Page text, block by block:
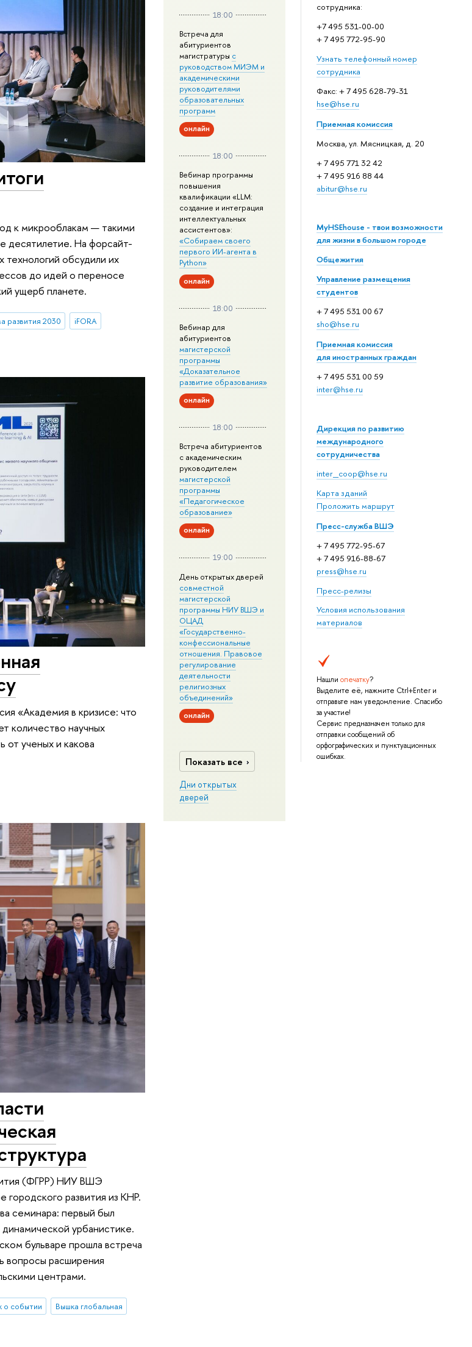
сотрудника:
+7 495 531-00-00
+ 7 495 772-95-90
Узнать телефонный номер
сотрудника
Факс: + 7 495 628-79-31
hse@hse.ru
Приемная комиссия
Москва, ул. Мясницкая, д. 20
+ 7 495 771 32 42
+ 7 495 916 88 44
abitur@hse.ru
MyHSEhouse - твои возможности
для жизни в большом городе
Общежития
Управление размещения
студентов
+ 7 495 531 00 67
sho@hse.ru
Приемная комиссия
для иностранных граждан
+ 7 495 531 00 59
inter@hse.ru
Дирекция по развитию
международного
сотрудничества
inter_coop@hse.ru
Карта зданий
Проложить маршрут
Пресс-служба ВШЭ
+ 7 495 772-95-67
+ 7 495 916-88-67
press@hse.ru
Пресс-релизы
Условия использования
материалов
Нашли опечатку?
Выделите её, нажмите Ctrl+Enter и
отправьте нам уведомление. Спасибо
за участие!
Сервис предназначен только для
отправки сообщений об
орфографических и пунктуационных
ошибках.
18:00
Встреча для
абитуриентов
магистратуры с
руководством МИЭМ и
академическими
руководителями
образовательных
программ
онлайн
18:00
Вебинар программы
повышения
квалификации «LLM:
создание и интеграция
интеллектуальных
ассистентов»:
«Собираем своего
первого ИИ-агента в
Python»
онлайн
18:00
Вебинар для
абитуриентов
магистерской
программы
«Доказательное
развитие образования»
онлайн
18:00
Встреча абитуриентов
с академическим
руководителем
магистерской
программы
«Педагогическое
образование»
онлайн
19:00
День открытых дверей
совместной
магистерской
программы НИУ ВШЭ и
ОЦАД
«Государственно-
конфессиональные
отношения. Правовое
регулирование
деятельности
религиозных
объединений»
онлайн
Показать все
Дни открытых
дверей
к микрооблакам — такими
десятилетие. На форсайт-
обсудили их
до идей о переносе
ущерб планете.
развития 2030
iFORA
«Академия в кризисе: что
количество научных
от ученых и какова
(ФГРР) НИУ ВШЭ
развития из КНР.
семинара: первый был
урбанистике.
бульваре прошла встреча
вопросы расширения
центрами.
о событии
Вышка глобальная